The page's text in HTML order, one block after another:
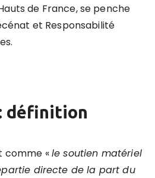
de France, se penche
et Responsabilité
définition
comme «le soutien matériel
directe de la part du